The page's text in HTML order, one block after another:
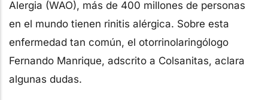
Alergia (WAO), más de 400 millones de personas
en el mundo tienen rinitis alérgica. Sobre esta
enfermedad tan común, el otorrinolaringólogo
Fernando Manrique, adscrito a Colsanitas, aclara
algunas dudas.